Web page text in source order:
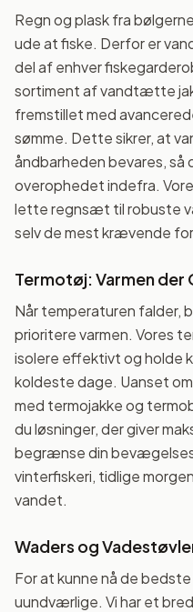
Regn og plask fra
ude at fiske. Derfor er
del af enhver
sortiment af vandtætte
fremstillet med
sømme. Dette sikrer, at
åndbarheden bevares, så
overophedet indefra.
lette regnsæt til robuste
selv de mest krævende
Termotøj: Varmen der
Når temperaturen falder,
prioritere varmen. Vores
isolere effektivt og holde
koldeste dage. Uanset
med termojakke og
du løsninger, der giver
begrænse din
vinterfiskeri, tidlige
vandet.
Waders og
For at kunne nå de
uundværlige. Vi har et